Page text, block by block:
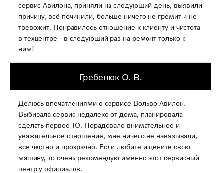
сервис Авилона, приняли на следующий день, выявили
причину, всё починили, больше ничего не гремит и не
тревожит. Понравилось отношение к клиенту и чистота
в техцентре - в следующий раз на ремонт только к
ним!
Гребенюк О. В.
Делюсь впечатлениями о сервисе Вольво Авилон.
Выбирала сервис недалеко от дома, планировала
сделать первое ТО. Порадовало внимательное и
уважительное отношение, мне ничего не навязывали,
все честно и прозрачно. Если любите и цените свою
машину, то очень рекомендую именно этот сервисный
центр у официалов.